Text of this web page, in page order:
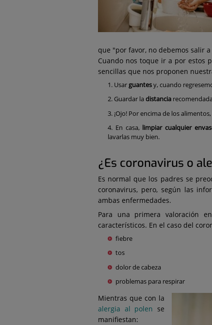
que "por favor, no debemos salir
Cuando nos toque ir a por estos
sencillas que nos proponen
Usar guantesy, cuando
Guardar ladistancia
¡Ojo! Por encima de los
En casa, limpiar cualquier
lavarlas muy bien.
¿Es coronavirus o
Es normal que los padres se
coronavirus, pero, según las
ambas enfermedades.
Para una primera valoración
característicos. En el caso del
fiebre
tos
dolor de cabeza
problemas para respirar
Mientras que con la
alergia al polen se
manifiestan: